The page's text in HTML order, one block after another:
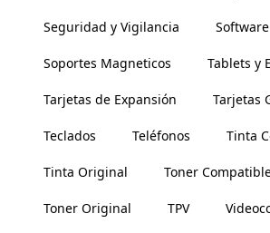
Seguridad y Vigilancia Software
Soportes Magneticos Tablets y
Tarjetas de Expansión Tarjetas
Teclados Teléfonos Tinta
Tinta Original Toner
Toner Original TPV